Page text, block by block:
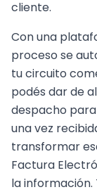
cliente.
Con una plataforma de gestión integrada, este
proceso se
tu circuito
podés dar de
despacho
una vez
transformar
Factura
la